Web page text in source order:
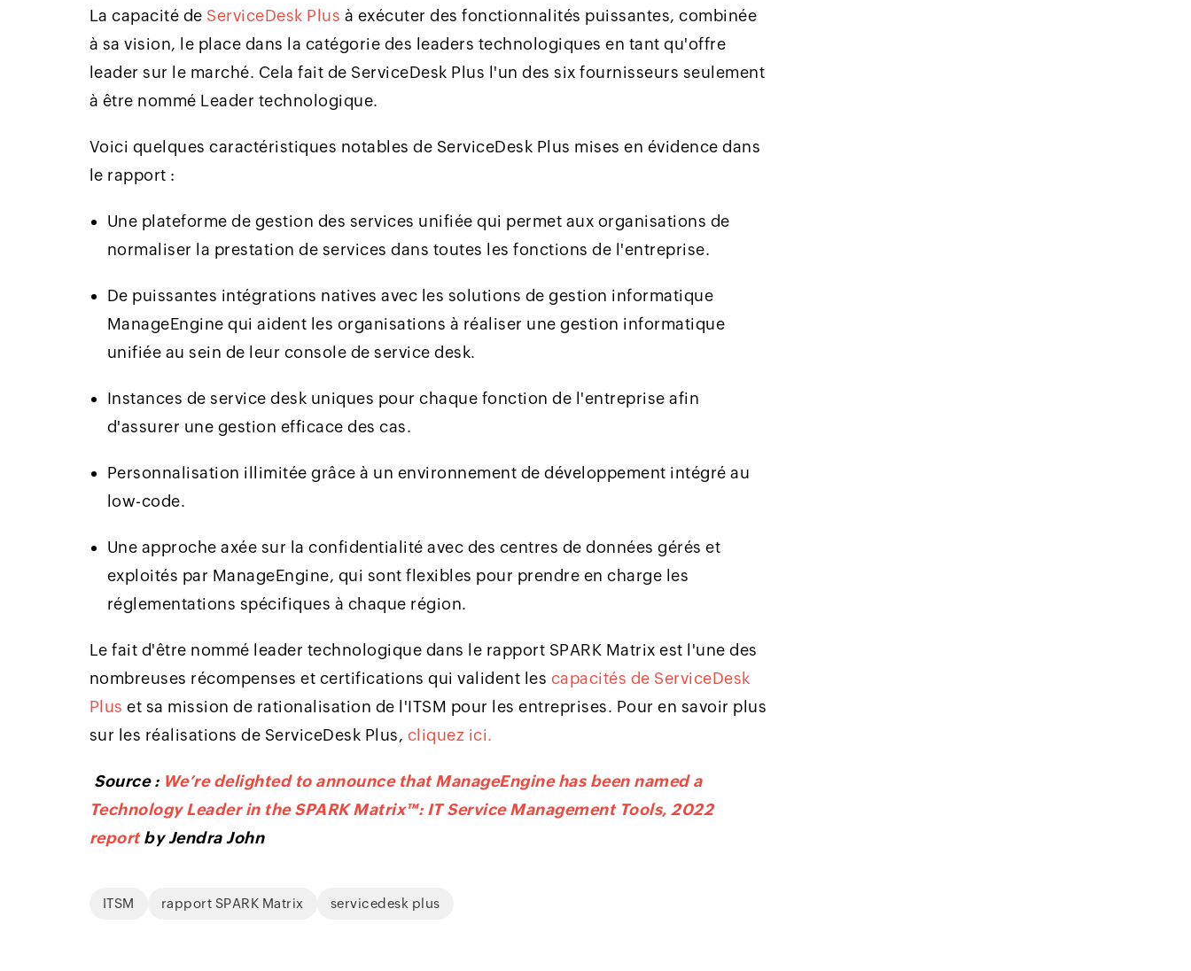
La capacité de ServiceDesk Plus à exécuter des fonctionnalités puissantes, combinée
à sa vision, le place dans la catégorie des leaders technologiques en tant qu'offre
leader sur le marché. Cela fait de ServiceDesk Plus l'un des six fournisseurs seulement
à être nommé Leader technologique.
Voici quelques caractéristiques notables de ServiceDesk Plus mises en évidence dans
le rapport :
Une plateforme de gestion des services unifiée qui permet aux organisations de
normaliser la prestation de services dans toutes les fonctions de l'entreprise.
De puissantes intégrations natives avec les solutions de gestion informatique
ManageEngine qui aident les organisations à réaliser une gestion informatique
unifiée au sein de leur console de service desk.
Instances de service desk uniques pour chaque fonction de l'entreprise afin
d'assurer une gestion efficace des cas.
Personnalisation illimitée grâce à un environnement de développement intégré au
low-code.
Une approche axée sur la confidentialité avec des centres de données gérés et
exploités par ManageEngine, qui sont flexibles pour prendre en charge les
réglementations spécifiques à chaque région.
Le fait d'être nommé leader technologique dans le rapport SPARK Matrix est l'une des
nombreuses récompenses et certifications qui valident les capacités de ServiceDesk
Plus et sa mission de rationalisation de l'ITSM pour les entreprises. Pour en savoir plus
sur les réalisations de ServiceDesk Plus, cliquez ici.
Source : We’re delighted to announce that ManageEngine has been named a
Technology Leader in the SPARK Matrix™: IT Service Management Tools, 2022
reportby Jendra John
ITSM rapport SPARK Matrix servicedesk plus